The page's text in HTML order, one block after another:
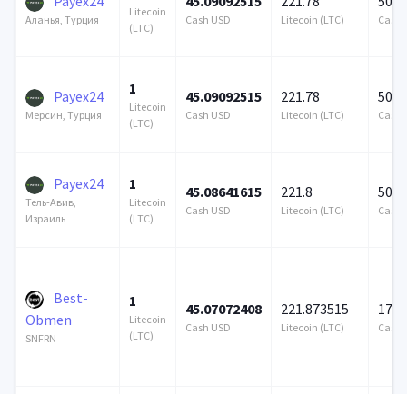
Аланья, Турция
Litecoin
(LTC)
Cash USD Litecoin (LTC) Cash
Payex24
Мерсин, Турция
1
Litecoin
(LTC)
45.09092515
Cash USD
221.78
Litecoin (LTC)
500
Cash
Payex24
Тель-Авив,
Израиль
1
Litecoin
(LTC)
45.08641615
Cash USD
221.8
Litecoin (LTC)
500
Cash
Best-
Obmen
SNFRN
1
Litecoin
(LTC)
45.07072408
Cash USD
221.873515
Litecoin (LTC)
172
Cash